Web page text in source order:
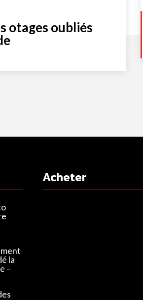
otages oubliés
la
–
Acheter